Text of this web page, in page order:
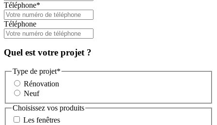
Téléphone*
Téléphone
Quel est votre projet ?
Type de projet*
Rénovation
Neuf
Choisissez vos produits
Les fenêtres